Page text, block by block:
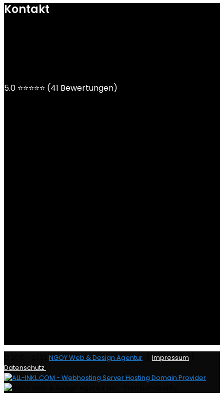
Kontakt
5.0 ⭐⭐⭐⭐⭐ (41 Bewertungen)
NGOY Web & Design Agentur Impressum
Datenschutz